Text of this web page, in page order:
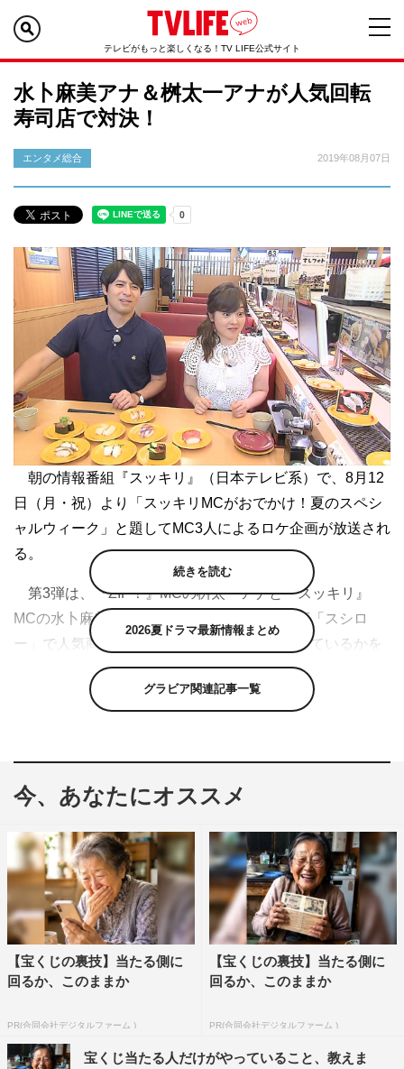
テレビがもっと楽しくなる！TV LIFE公式サイト
水卜麻美アナ＆桝太一アナが人気回転
寿司店で対決！
エンタメ総合 2019年08月07日
朝の情報番組『スッキリ』（日本テレビ系）で、8月12
日（月・祝）より「スッキリMCがおでかけ！夏のスペシ
ャルウィーク」と題してMC3人によるロケ企画が放送され
る。
第3弾は、『ZIP！』MCの桝太一アナと『スッキリ』
MCの水卜麻美アナが人気回転寿司チェーン店「スシロ
ー」で人気商品2品のうち、どちらがより売れているかを
当てるクイズで対決する「水卜アナと桝アナどっちが売れ
たでSHOW！スシロー編」。
の生物の知識を生かして人気商品を推理。一方、水卜アナ
は『24時間テレビ42』を前に大好きな麺類ランチを断
つ“体づくり”をしている中にもかかわらず、見事な食べっ
ぷりを見せ、桝アナを驚かせながら名解答。
ロケ終了後、水卜アナは「久しぶりのお腹いっぱいにな
るロケ、しかも桝先輩のお魚うんちくを聞きながら…。と
っても楽しい夏の思い出になりました！」とコメントして
いる。
水卜アナ、桝アナのロケ企画は、8月16日（金）の『ス
続きを読む
2026夏ドラマ最新情報まとめ
グラビア関連記事一覧
今、あなたにオススメ
【宝くじの裏技】当たる側に
回るか、このままか
PR(合同会社デジタルファーム )
【宝くじの裏技】当たる側に
回るか、このままか
PR(合同会社デジタルファーム )
宝くじ当たる人だけがやっていること、教えま